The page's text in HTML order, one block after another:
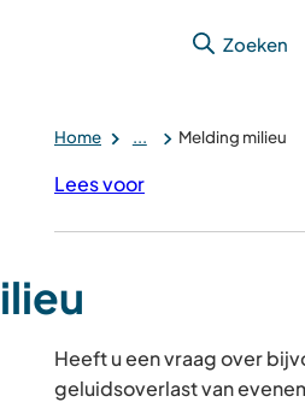
Zoeken
Home ... Melding milieu
Lees voor
Heeft u een vraag over
geluidsoverlast van